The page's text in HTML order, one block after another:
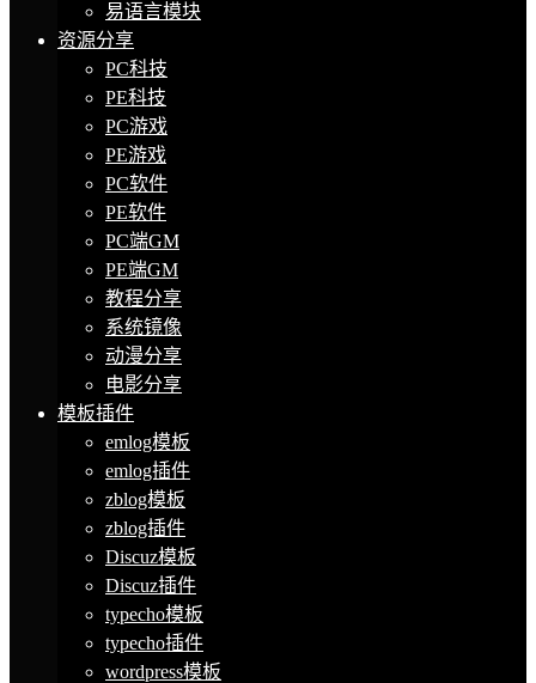
易语言模块
资源分享
PC科技
PE科技
PC游戏
PE游戏
PC软件
PE软件
PC端GM
PE端GM
教程分享
系统镜像
动漫分享
电影分享
模板插件
emlog模板
emlog插件
zblog模板
zblog插件
Discuz模板
Discuz插件
typecho模板
typecho插件
wordpress模板